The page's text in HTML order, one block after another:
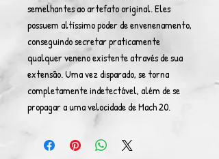
semelhantes ao artefato original. Eles
possuem altíssimo poder de envenenamento,
conseguindo secretar praticamente
qualquer veneno existente através de sua
extensão. Uma vez disparado, se torna
completamente indetectável, além de se
propagar a uma velocidade de Mach 20.